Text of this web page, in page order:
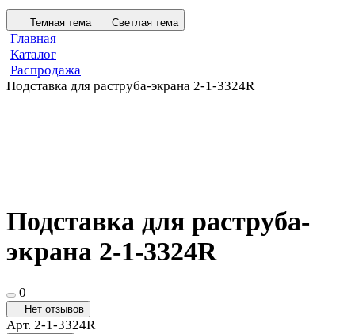
Темная тема Светлая тема
Главная
Каталог
Распродажа
Подставка для раструба-экрана 2-1-3324R
Подставка для раструба-
экрана 2-1-3324R
0
Нет отзывов
Арт. 2-1-3324R